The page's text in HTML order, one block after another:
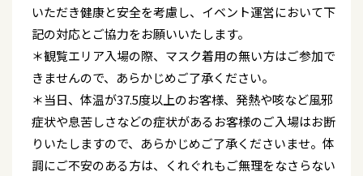
いただき健康と安全を考慮し、イベント運営において下
記の対応とご協力をお願いいたします。
＊観覧エリア入場の際、マスク着用の無い方はご参加で
きませんので、あらかじめご了承ください。
＊当日、体温が37.5度以上のお客様、発熱や咳など風邪
症状や息苦しさなどの症状があるお客様のご入場はお断
りいたしますので、あらかじめご了承くださいませ。体
調にご不安のある方は、くれぐれもご無理をなさらない